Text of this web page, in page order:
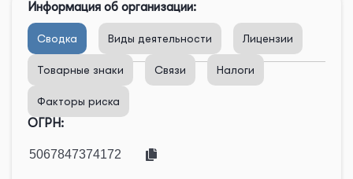
Информация об организации:
Сводка Виды деятельности Лицензии
Товарные знаки Связи Налоги
Факторы риска
ОГРН: